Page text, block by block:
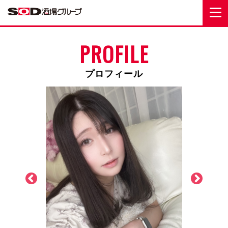
PROFILE
プロフィール